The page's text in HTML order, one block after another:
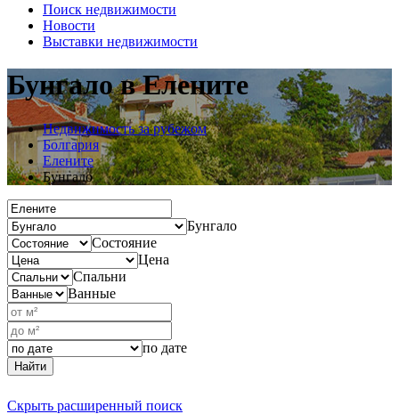
Поиск недвижимости
Новости
Выставки недвижимости
Бунгалов Елените
Недвижимость за рубежом
Болгария
Елените
Бунгало
Бунгало
Состояние
Цена
Спальни
Ванные
по дате
Найти
Скрыть расширенный поиск